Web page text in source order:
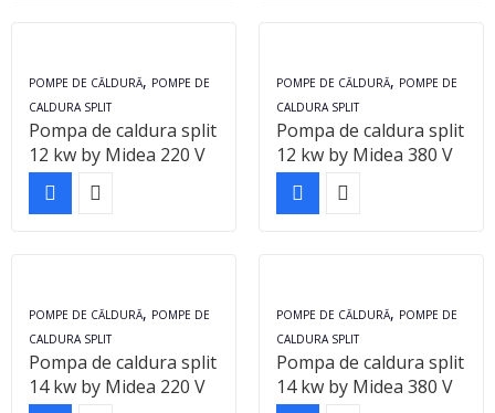
POMPE DE CĂLDURĂ, POMPE DE
CALDURA SPLIT
Pompa de caldura split
12 kw by Midea 220 V
POMPE DE CĂLDURĂ, POMPE DE
CALDURA SPLIT
Pompa de caldura split
12 kw by Midea 380 V
POMPE DE CĂLDURĂ, POMPE DE
CALDURA SPLIT
Pompa de caldura split
14 kw by Midea 220 V
POMPE DE CĂLDURĂ, POMPE DE
CALDURA SPLIT
Pompa de caldura split
14 kw by Midea 380 V